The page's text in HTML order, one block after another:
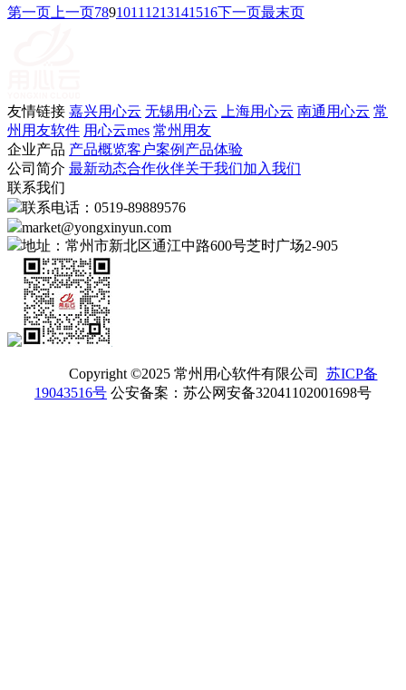
第一页 上一页7891011 1213141516下一页最末页
友情链接 嘉兴用心云 无锡用心云 上海用心云 南通用心云 常
州用友软件 用心云mes 常州用友
企业产品 产品概览客户案例 产品体验
公司简介 最新动态合作伙伴关于我们加入我们
联系我们
联系电话：0519-89889576
market@yongxinyun.com
地址：常州市新北区通江中路600号芝时广场2-905
Copyright ©2025 常州用心软件有限公司 苏ICP备
19043516号 公安备案：苏公网安备32041102001698号